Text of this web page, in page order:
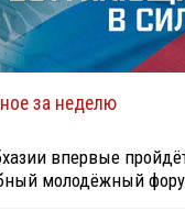
за неделю
впервые
молодёжный